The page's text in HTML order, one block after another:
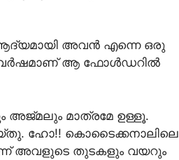
അവൻ എന്നെ ഒരു
വർഷമാണ് ആ ഫോൾഡറിൽ
അജ്മലും മാത്രമേ ഉള്ളൂ.
ഹോ!! കൊടൈക്കനാലിലെ
അവളുടെ തുടകളും വയറും